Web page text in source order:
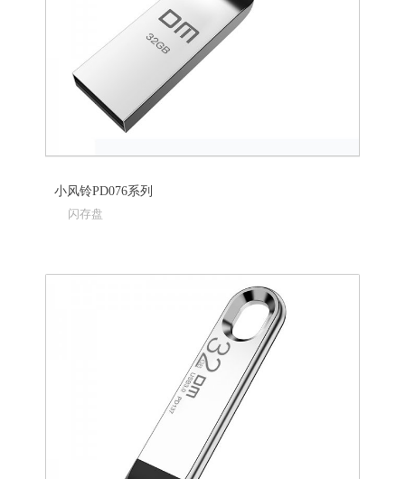
小风铃PD076系列
闪存盘